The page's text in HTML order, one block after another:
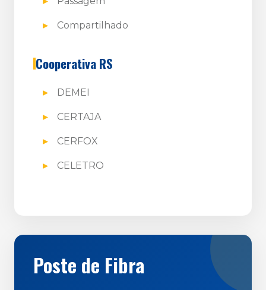
Compartilhado
Cooperativa RS
DEMEI
CERTAJA
CERFOX
CELETRO
Poste de Fibra